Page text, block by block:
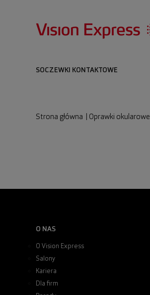
SOCZEWKI KONTAKTOWE
Strona główna Oprawki okularowe
O NAS
O Vision Express
Salony
Kariera
Dla firm